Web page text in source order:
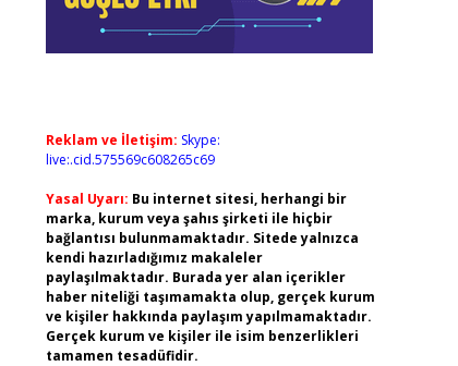
Reklam ve İletişim: Skype:
live:.cid.575569c608265c69
Yasal Uyarı: Bu internet sitesi, herhangi bir
marka, kurum veya şahıs şirketi ile hiçbir
bağlantısı bulunmamaktadır. Sitede yalnızca
kendi hazırladığımız makaleler
paylaşılmaktadır. Burada yer alan içerikler
haber niteliği taşımamakta olup, gerçek kurum
ve kişiler hakkında paylaşım yapılmamaktadır.
Gerçek kurum ve kişiler ile isim benzerlikleri
tamamen tesadüfidir.